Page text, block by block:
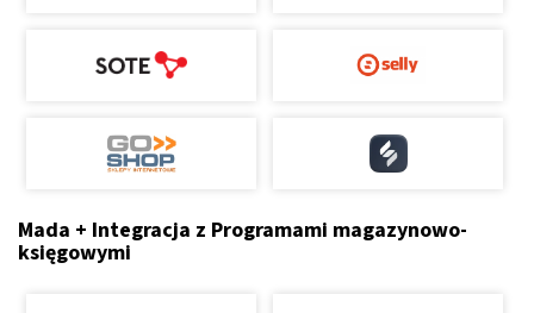
Mada + Integracja z Programami magazynowo-
księgowymi